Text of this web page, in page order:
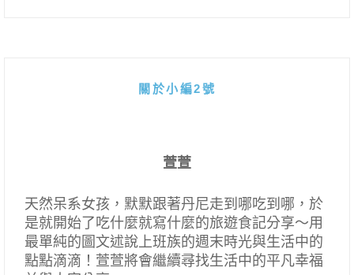
關於小編2號
萱萱
天然呆系女孩，默默跟著丹尼走到哪吃到哪，於
是就開始了吃什麼就寫什麼的旅遊食記分享～用
最單純的圖文述說上班族的週末時光與生活中的
點點滴滴！萱萱將會繼續尋找生活中的平凡幸福